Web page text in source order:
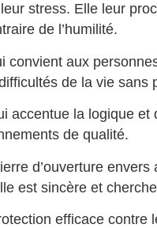
stress. Elle leur
de l’humilité.
convient aux
de la vie
accentue la logique
de qualité.
d’ouverture
est sincère et
efficace